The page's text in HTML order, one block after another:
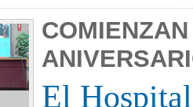
El